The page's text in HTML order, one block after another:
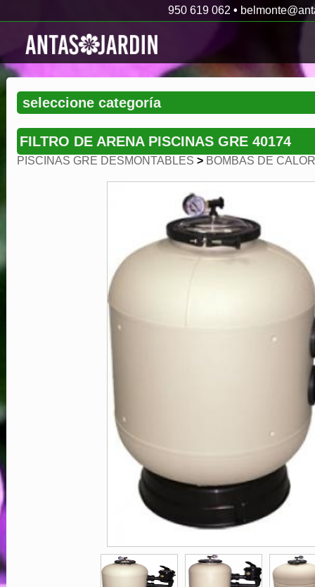
950 619 062 •
FILTRO DE ARENA PISCINAS GRE 40174
PISCINAS GRE DESMONTABLES > BOMBAS DE